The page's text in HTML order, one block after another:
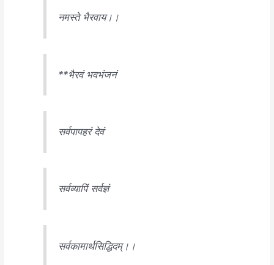
नमस्ते भैरवाय।।
**भैरवं भवभंजनं
सर्वपापहरं देवं
सर्वव्यापिं सर्वज्ञं
सर्वकामार्थसिद्धिदम्।।